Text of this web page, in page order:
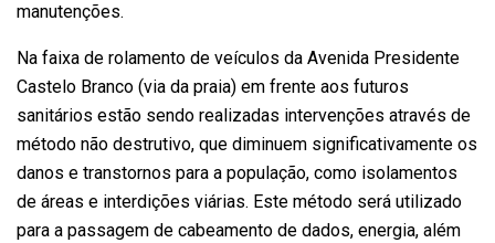
manutenções.
Na faixa de rolamento de veículos da Avenida Presidente
Castelo Branco (via da praia) em frente aos futuros
sanitários estão sendo realizadas intervenções através de
método não destrutivo, que diminuem significativamente os
danos e transtornos para a população, como isolamentos
de áreas e interdições viárias. Este método será utilizado
para a passagem de cabeamento de dados, energia, além